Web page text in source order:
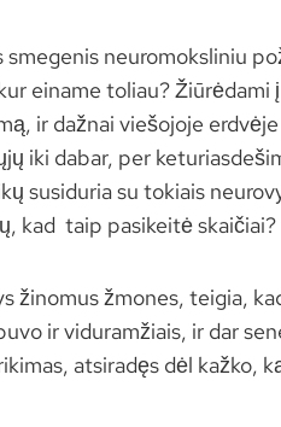
neuromoksliniu
einame toliau? Žiūrėdami
ir dažnai viešojoje
iki dabar, per
susiduria su tokiais
kad taip pasikeitė skaičiai?
žinomus žmones, teigia,
ir viduramžiais, ir dar
atsiradęs dėl kažko,